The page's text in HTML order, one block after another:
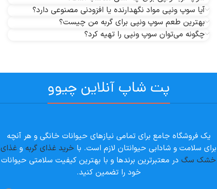
آیا سوپ ونپی مواد نگهدارنده یا افزودنی مصنوعی دارد؟
بهترین طعم سوپ ونپی برای گربه من چیست؟
چگونه می‌توان سوپ ونپی را تهیه کرد؟
پت شاپ آنلاین چیوو
یک فروشگاه جامع برای تمامی نیازهای حیوانات خانگی و هر آنچه
برای سلامت و شادابی حیوانتان لازم است. با خرید غذای گربه و غذای
خشک سگ در معتبرترین برندها و با بهترین کیفیت سلامتی حیوانات
خود را تضمین کنید.